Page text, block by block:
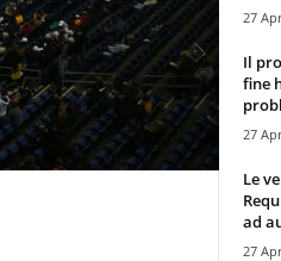
27
Il
fine
27
Le
ad
27